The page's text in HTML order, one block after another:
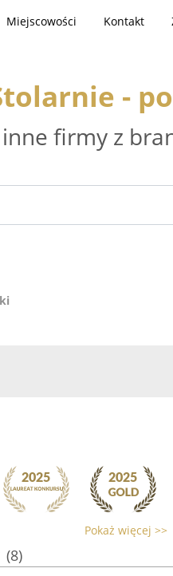
Miejscowości Kontakt
-
firmy z
Pokaż więcej >>
(8)